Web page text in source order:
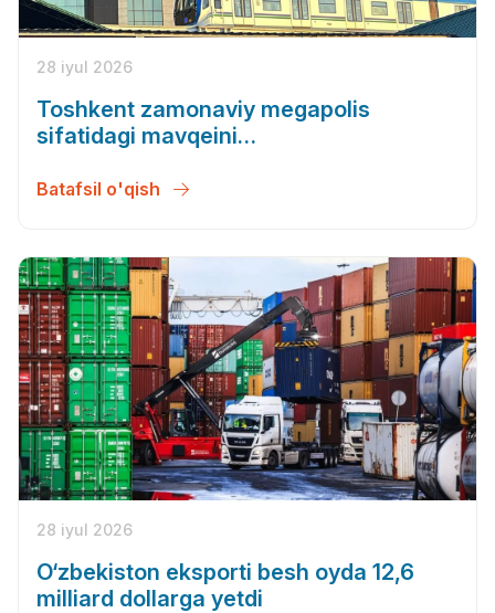
28 iyul 2026
Toshkent zamonaviy megapolis
sifatidagi mavqeini
Batafsil o'qish
28 iyul 2026
O‘zbekiston eksporti besh oyda 12,6
milliard dollarga yetdi